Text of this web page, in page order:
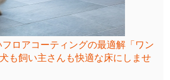
ロアコーティングの最適解「ワン
も飼い主さんも快適な床にしませ